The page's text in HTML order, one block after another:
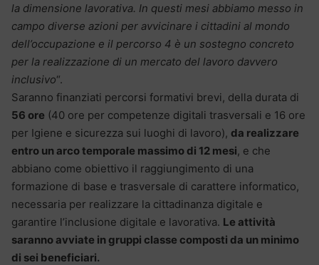
la dimensione lavorativa. In questi mesi abbiamo messo in
campo diverse azioni per avvicinare i cittadini al mondo
dell’occupazione e il percorso 4 è un sostegno concreto
per la realizzazione di un mercato del lavoro davvero
inclusivo“.
Saranno finanziati percorsi formativi brevi, della durata di
56 ore (40 ore per competenze digitali trasversali e 16 ore
per Igiene e sicurezza sui luoghi di lavoro), da realizzare
entro un arco temporale massimo di 12 mesi, e che
abbiano come obiettivo il raggiungimento di una
formazione di base e trasversale di carattere informatico,
necessaria per realizzare la cittadinanza digitale e
garantire l’inclusione digitale e lavorativa. Le attività
saranno avviate in gruppi classe composti da un minimo
di sei beneficiari.